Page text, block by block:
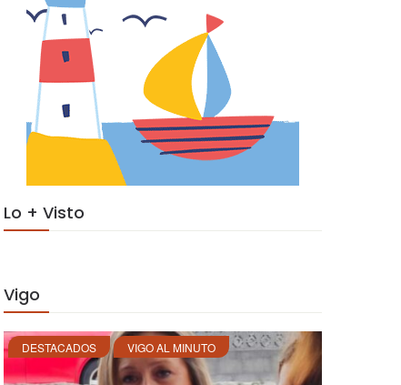
Lo + Visto
Vigo
DESTACADOS VIGO AL MINUTO